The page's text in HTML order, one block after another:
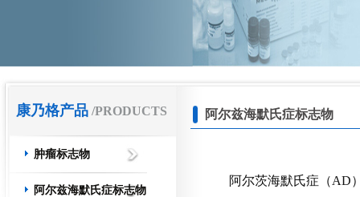
康乃格产品 /PRODUCTS
肿瘤标志物
阿尔兹海默氏症标志物
阿尔兹海默氏症标志物
阿尔茨海默氏症（AD